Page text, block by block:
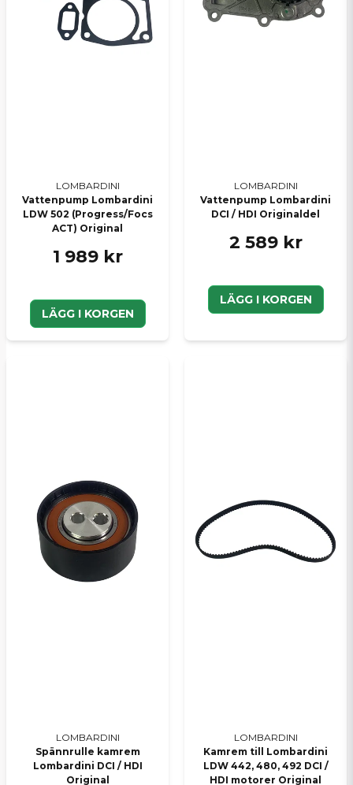
LOMBARDINI
Vattenpump Lombardini
LDW 502 (Progress/Focs
ACT) Original
1 989 kr
LÄGG I KORGEN
LOMBARDINI
Vattenpump Lombardini
DCI / HDI Originaldel
2 589 kr
LÄGG I KORGEN
LOMBARDINI
Spännrulle kamrem
Lombardini DCI / HDI
Original
LOMBARDINI
Kamrem till Lombardini
LDW 442, 480, 492 DCI /
HDI motorer Original